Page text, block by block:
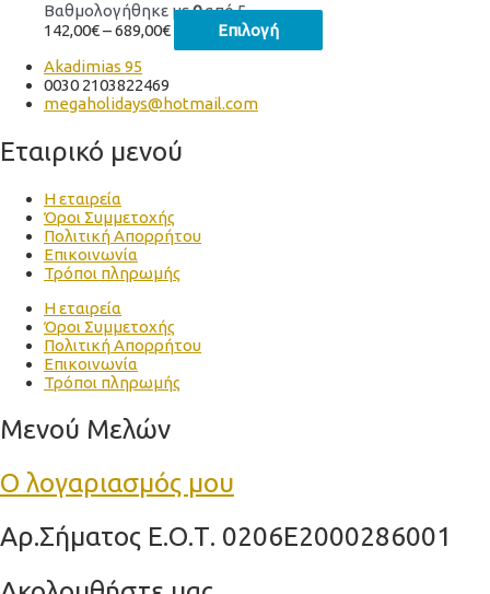
Βαθμολογήθηκε με0από 5
142,00€–689,00€
Επιλογή
Akadimias 95
0030 2103822469
megaholidays@hotmail.com
Εταιρικό μενού
Η εταιρεία
Όροι Συμμετοχής
Πολιτική Απορρήτου
Επικοινωνία
Τρόποι πληρωμής
Η εταιρεία
Όροι Συμμετοχής
Πολιτική Απορρήτου
Επικοινωνία
Τρόποι πληρωμής
Μενού Μελών
Ο λογαριασμός μου
Aρ.Σήματος Ε.Ο.Τ. 0206Ε2000286001